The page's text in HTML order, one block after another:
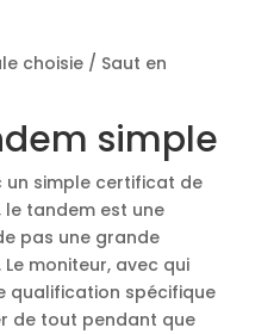
choisie / Saut en
simple
un simple certificat de
tandem est une
pas une grande
moniteur, avec qui
qualification spécifique
de tout pendant que